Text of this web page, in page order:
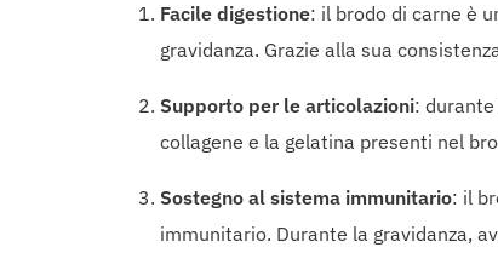
Facile digestione: il brodo di carne è
gravidanza. Grazie alla sua
Supporto per le articolazioni:
collagene e la gelatina presenti nel
Sostegno al sistema immunitario: il
immunitario. Durante la gravidanza,